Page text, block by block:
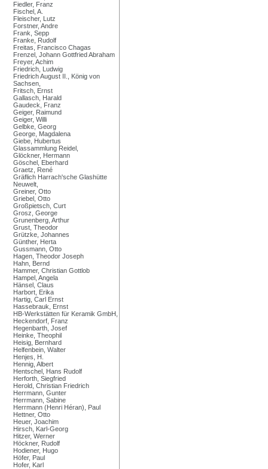
Fiedler, Franz
Fischel, A.
Fleischer, Lutz
Forstner, Andre
Frank, Sepp
Franke, Rudolf
Freitas, Francisco Chagas
Frenzel, Johann Gottfried Abraham
Freyer, Achim
Friedrich, Ludwig
Friedrich August II., König von
Sachsen,
Fritsch, Ernst
Gallasch, Harald
Gaudeck, Franz
Geiger, Raimund
Geiger, Willi
Gelbke, Georg
George, Magdalena
Giebe, Hubertus
Glassammlung Reidel,
Glöckner, Hermann
Göschel, Eberhard
Graetz, René
Gräflich Harrach'sche Glashütte
Neuwelt,
Greiner, Otto
Griebel, Otto
Großpietsch, Curt
Grosz, George
Grunenberg, Arthur
Grust, Theodor
Grützke, Johannes
Günther, Herta
Gussmann, Otto
Hagen, Theodor Joseph
Hahn, Bernd
Hammer, Christian Gottlob
Hampel, Angela
Hänsel, Claus
Harbort, Erika
Hartig, Carl Ernst
Hassebrauk, Ernst
HB-Werkstätten für Keramik GmbH,
Heckendorf, Franz
Hegenbarth, Josef
Heinke, Theophil
Heisig, Bernhard
Helfenbein, Walter
Henjes, H.
Hennig, Albert
Hentschel, Hans Rudolf
Herforth, Siegfried
Herold, Christian Friedrich
Herrmann, Gunter
Herrmann, Sabine
Herrmann (Henri Héran), Paul
Hettner, Otto
Heuer, Joachim
Hirsch, Karl-Georg
Hitzer, Werner
Höckner, Rudolf
Hodiener, Hugo
Höfer, Paul
Hofer, Karl